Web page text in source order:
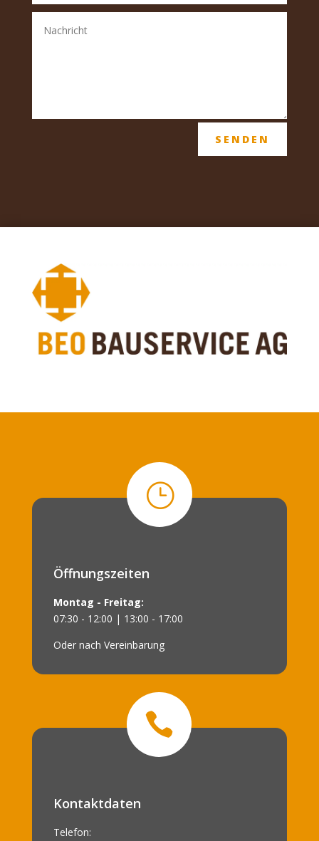
SENDEN
}
Öffnungszeiten
Montag - Freitag:
07:30 - 12:00 | 13:00 - 17:00
Oder nach Vereinbarung

Kontaktdaten
Telefon: